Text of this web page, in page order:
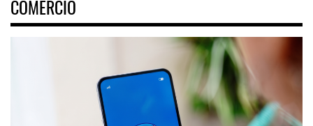
COMERCIO